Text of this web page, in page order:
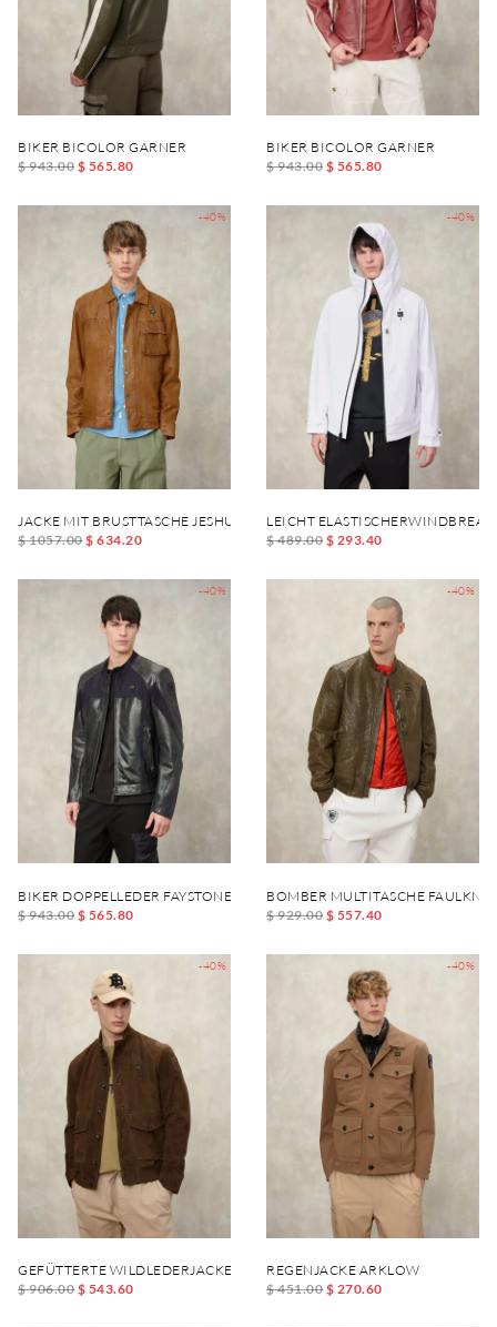
BIKER BICOLOR GARNER
$ 943.00 $ 565.80
BIKER BICOLOR GARNER
$ 943.00 $ 565.80
-40%
JACKE MIT BRUSTTASCHE JESHURUN
$ 1057.00$ 634.20
-40%
LEICHT
$ 489.00 $ 293.40
-40%
BIKER DOPPELLEDER FAYSTONE
$ 943.00 $ 565.80
-40%
BOMBER MULTITASCHE
$ 929.00 $ 557.40
-40%
GEFÜTTERTE WILDLEDERJACKE DAVER
$ 906.00 $ 543.60
-40%
REGENJACKE ARKLOW
$ 451.00 $ 270.60